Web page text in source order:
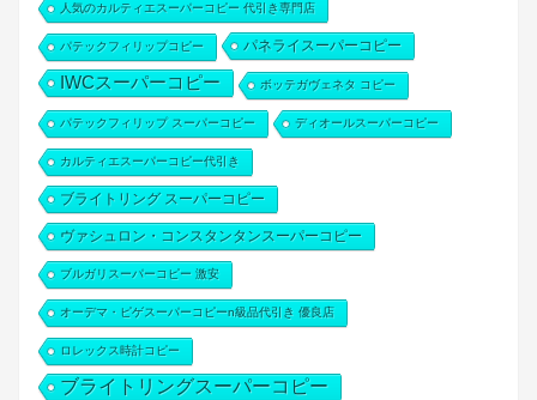
人気のカルティエスーパーコピー 代引き専門店
パテックフィリップコピー パネライスーパーコピー
IWCスーパーコピー ボッテガヴェネタ コピー
パテックフィリップ スーパーコピー ディオールスーパーコピー
カルティエスーパーコピー代引き
ブライトリング スーパーコピー
ヴァシュロン・コンスタンタンスーパーコピー
ブルガリスーパーコピー 激安
オーデマ・ピゲスーパーコピーn級品代引き 優良店
ロレックス時計コピー
ブライトリングスーパーコピー